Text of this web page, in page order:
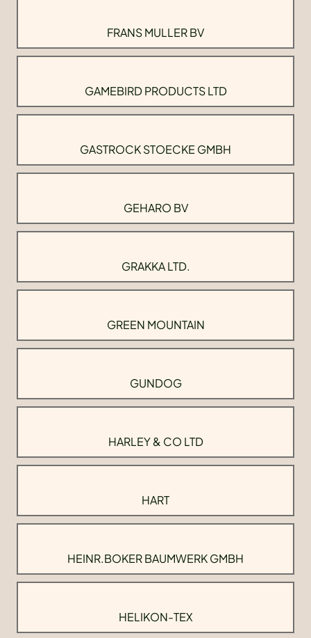
FRANS MULLER BV
GAMEBIRD PRODUCTS LTD
GASTROCK STOECKE GMBH
GEHARO BV
GRAKKA LTD.
GREEN MOUNTAIN
GUNDOG
HARLEY & CO LTD
HART
HEINR.BOKER BAUMWERK GMBH
HELIKON-TEX